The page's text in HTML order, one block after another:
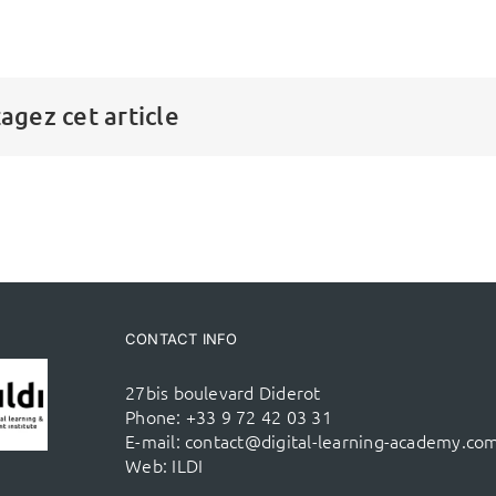
cet article
CONTACT INFO
27bis boulevard Diderot
Phone: +33 9 72 42 03 31
E-mail: contact@digital-learning-
Web: ILDI